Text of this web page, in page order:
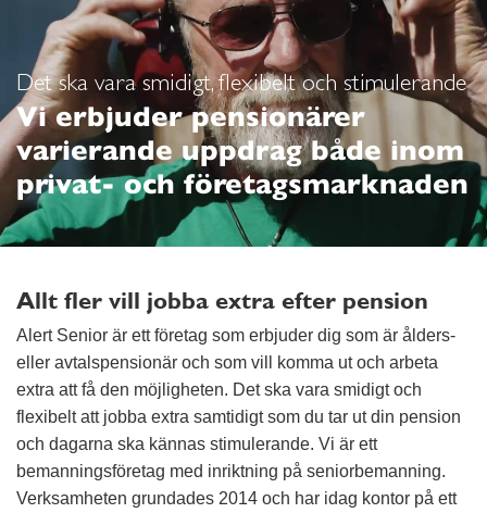
Det ska vara smidigt, flexibelt och stimulerande
Vi erbjuder pensionärer
varierande uppdrag både inom
privat- och företagsmarknaden
Allt fler vill jobba extra efter pension
Alert Senior är ett företag som erbjuder dig som är ålders-
eller avtalspensionär och som vill komma ut och arbeta
extra att få den möjligheten. Det ska vara smidigt och
flexibelt att jobba extra samtidigt som du tar ut din pension
och dagarna ska kännas stimulerande. Vi är ett
bemanningsföretag med inriktning på seniorbemanning.
Verksamheten grundades 2014 och har idag kontor på ett